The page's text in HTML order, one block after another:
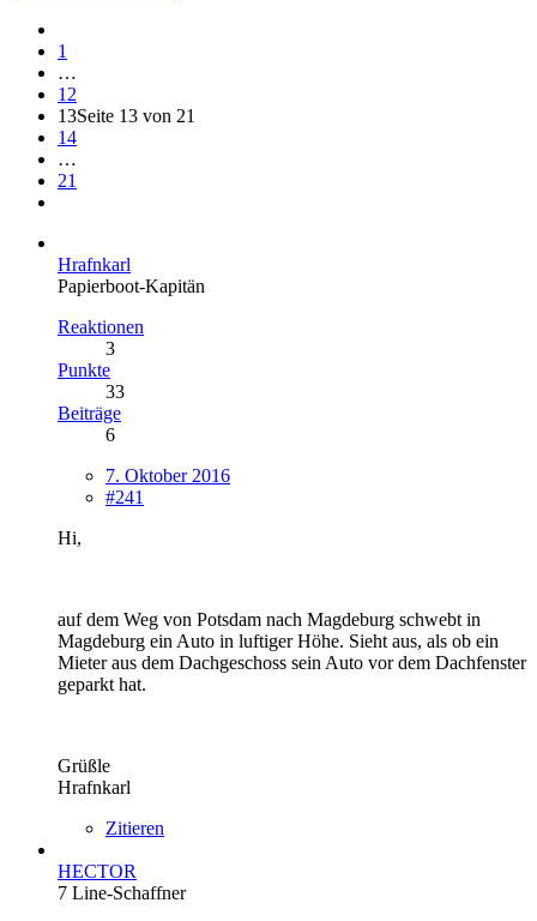
1
…
12
13Seite 13 von 21
14
…
21
Hrafnkarl
Papierboot-Kapitän
Reaktionen
3
Punkte
33
Beiträge
6
7. Oktober 2016
#241
Hi,
auf dem Weg von Potsdam nach Magdeburg schwebt in
Magdeburg ein Auto in luftiger Höhe. Sieht aus, als ob ein
Mieter aus dem Dachgeschoss sein Auto vor dem Dachfenster
geparkt hat.
Grüßle
Hrafnkarl
Zitieren
HECTOR
7 Line-Schaffner